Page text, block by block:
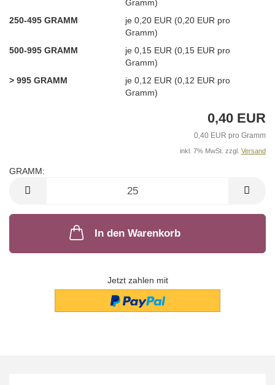
Gramm)
250-495 GRAMM
je 0,20 EUR (0,20 EUR pro
Gramm)
500-995 GRAMM
je 0,15 EUR (0,15 EUR pro
Gramm)
> 995 GRAMM
je 0,12 EUR (0,12 EUR pro
Gramm)
0,40 EUR
0,40 EUR pro Gramm
inkl. 7% MwSt. zzgl. Versand
GRAMM:
In den Warenkorb
Jetzt zahlen mit